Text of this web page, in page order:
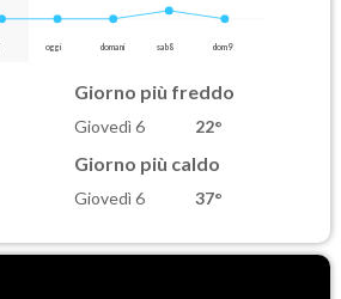
oggi domani sab 8 dom 9
Giorno più freddo
Giovedì 6 22°
Giorno più caldo
Giovedì 6 37°